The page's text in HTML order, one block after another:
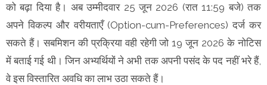
को बढ़ा दिया है। अब उम्मीदवार 25 जून 2026 (रात 11:59 बजे) तक
अपने विकल्प और वरीयताएँ (Option-cum-Preferences) दर्ज कर
सकते हैं। सबमिशन की प्रक्रिया वही रहेगी जो 19 जून 2026 के नोटिस
में बताई गई थी। जिन अभ्यर्थियों ने अभी तक अपनी पसंद के पद नहीं भरे हैं,
वे इस विस्तारित अवधि का लाभ उठा सकते हैं।